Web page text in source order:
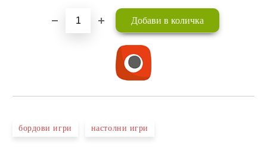
бордови игри настолни игри